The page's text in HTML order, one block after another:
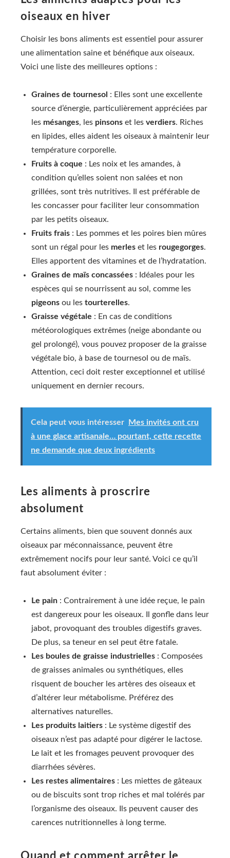
oiseaux en hiver
Choisir les bons aliments est essentiel pour assurer
une alimentation saine et bénéfique aux oiseaux.
Voici une liste des meilleures options :
Graines de tournesol : Elles sont une excellente
source d’énergie, particulièrement appréciées par
les mésanges, les pinsons et les verdiers. Riches
en lipides, elles aident les oiseaux à maintenir leur
température corporelle.
Fruits à coque : Les noix et les amandes, à
condition qu’elles soient non salées et non
grillées, sont très nutritives. Il est préférable de
les concasser pour faciliter leur consommation
par les petits oiseaux.
Fruits frais : Les pommes et les poires bien mûres
sont un régal pour les merles et les rougegorges.
Elles apportent des vitamines et de l’hydratation.
Graines de maïs concassées : Idéales pour les
espèces qui se nourrissent au sol, comme les
pigeons ou les tourterelles.
Graisse végétale : En cas de conditions
météorologiques extrêmes (neige abondante ou
gel prolongé), vous pouvez proposer de la graisse
végétale bio, à base de tournesol ou de maïs.
Attention, ceci doit rester exceptionnel et utilisé
uniquement en dernier recours.
Cela peut vous intéresser
Mes invités ont cru
à une glace artisanale… pourtant, cette recette
ne demande que deux ingrédients
Les aliments à proscrire
absolument
Certains aliments, bien que souvent donnés aux
oiseaux par méconnaissance, peuvent être
extrêmement nocifs pour leur santé. Voici ce qu’il
faut absolument éviter :
Le pain : Contrairement à une idée reçue, le pain
est dangereux pour les oiseaux. Il gonfle dans leur
jabot, provoquant des troubles digestifs graves.
De plus, sa teneur en sel peut être fatale.
Les boules de graisse industrielles : Composées
de graisses animales ou synthétiques, elles
risquent de boucher les artères des oiseaux et
d’altérer leur métabolisme. Préférez des
alternatives naturelles.
Les produits laitiers : Le système digestif des
oiseaux n’est pas adapté pour digérer le lactose.
Le lait et les fromages peuvent provoquer des
diarrhées sévères.
Les restes alimentaires : Les miettes de gâteaux
ou de biscuits sont trop riches et mal tolérés par
l’organisme des oiseaux. Ils peuvent causer des
carences nutritionnelles à long terme.